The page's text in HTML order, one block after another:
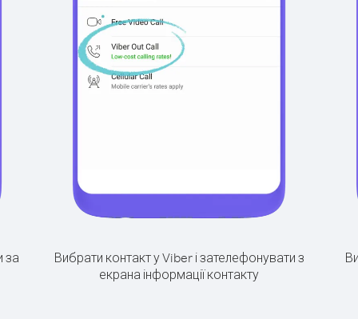
за
Вибрати контакт у Viber і зателефонувати з
екрана інформації контакту